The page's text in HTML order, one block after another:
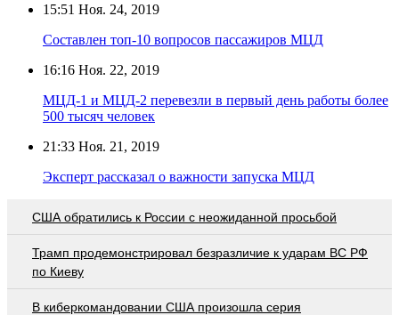
15:51 Ноя. 24, 2019
Составлен топ-10 вопросов пассажиров МЦД
16:16 Ноя. 22, 2019
МЦД-1 и МЦД-2 перевезли в первый день работы более
500 тысяч человек
21:33 Ноя. 21, 2019
Эксперт рассказал о важности запуска МЦД
США обратились к России с неожиданной просьбой
Трамп продемонстрировал безразличие к ударам ВС РФ
по Киеву
В киберкомандовании США произошла серия